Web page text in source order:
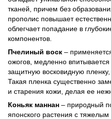
тканей, причем без
прополис повышает
облегчает попадание в
компонентов.
Пчелиный воск –
ожогов, медленно
защитную восковидную
Такая пленка существенно
и старения кожи, делая ее
Коньяк маннан – природный
японского растения с